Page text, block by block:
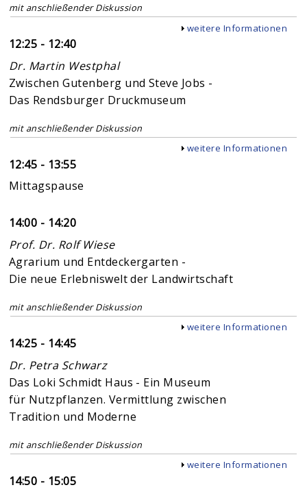
mit anschließender Diskussion
Anzeigen
weitere Informationen
12:25 - 12:40
Dr. Martin Westphal
Zwischen Gutenberg und Steve Jobs -
Das Rendsburger Druckmuseum
mit anschließender Diskussion
Anzeigen
weitere Informationen
12:45 - 13:55
Mittagspause
14:00 - 14:20
Prof. Dr. Rolf Wiese
Agrarium und Entdeckergarten -
Die neue Erlebniswelt der Landwirtschaft
mit anschließender Diskussion
Anzeigen
weitere Informationen
14:25 - 14:45
Dr. Petra Schwarz
Das Loki Schmidt Haus - Ein Museum
für Nutzpflanzen. Vermittlung zwischen
Tradition und Moderne
mit anschließender Diskussion
Anzeigen
weitere Informationen
14:50 - 15:05